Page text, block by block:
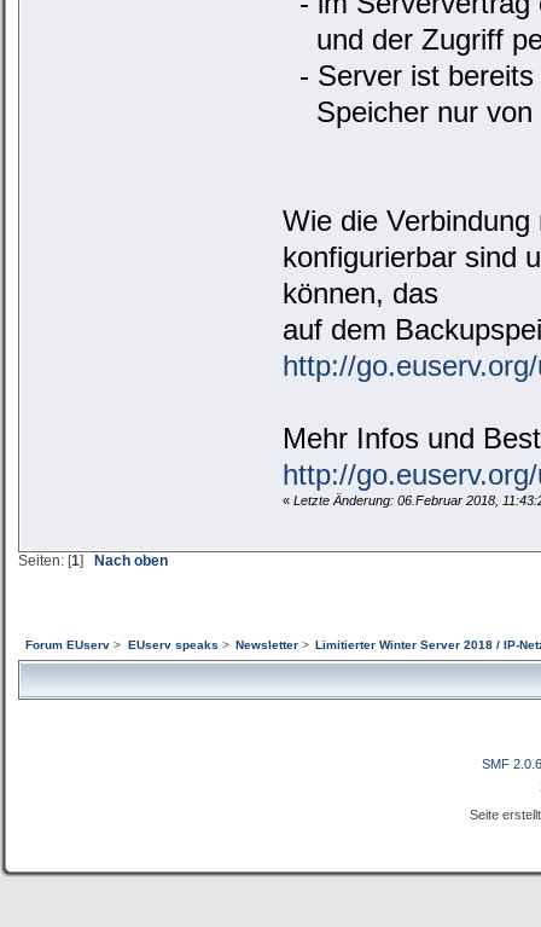
und der Zugriff
- Server ist
Speicher nur von
Wie die
konfigurierbar sind
können, das
auf dem
http://
Mehr Infos und
http://
«Letzte Änderung: 06.Februar 2018,
Seiten: [1] Nach oben
Forum EUserv > EUserv speaks > Newsletter> Limitierter Winter Server 2018 / IP-
SMF 2.0.6
Seite